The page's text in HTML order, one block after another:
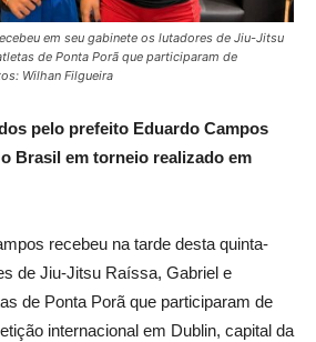
em seu gabinete os lutadores de Jiu-Jitsu
de Ponta Porã que participaram de
Wilhan Filgueira
pelo prefeito Eduardo Campos
Brasil em torneio realizado em
recebeu na tarde desta quinta-
de Jiu-Jitsu Raíssa, Gabriel e
de Ponta Porã que participaram de
internacional em Dublin, capital da